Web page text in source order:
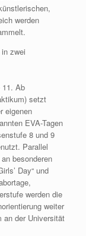
werden
zwei
11. Ab
setzt
eigenen
EVA-Tagen
8 und 9
Parallel
besonderen
Day“ und
werden die
weiter
an der Universität